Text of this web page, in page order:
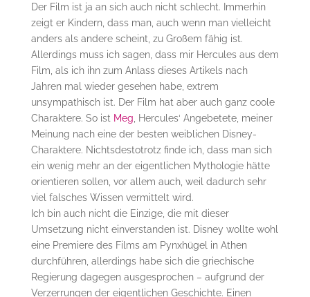
Der Film ist ja an sich auch nicht schlecht. Immerhin
zeigt er Kindern, dass man, auch wenn man vielleicht
anders als andere scheint, zu Großem fähig ist.
Allerdings muss ich sagen, dass mir Hercules aus dem
Film, als ich ihn zum Anlass dieses Artikels nach
Jahren mal wieder gesehen habe, extrem
unsympathisch ist. Der Film hat aber auch ganz coole
Charaktere. So ist Meg , Hercules‘ Angebetete, meiner
Meinung nach eine der besten weiblichen Disney-
Charaktere. Nichtsdestotrotz finde ich, dass man sich
ein wenig mehr an der eigentlichen Mythologie hätte
orientieren sollen, vor allem auch, weil dadurch sehr
viel falsches Wissen vermittelt wird.
Ich bin auch nicht die Einzige, die mit dieser
Umsetzung nicht einverstanden ist. Disney wollte wohl
eine Premiere des Films am Pynxhügel in Athen
durchführen, allerdings habe sich die griechische
Regierung dagegen ausgesprochen – aufgrund der
Verzerrungen der eigentlichen Geschichte. Einen